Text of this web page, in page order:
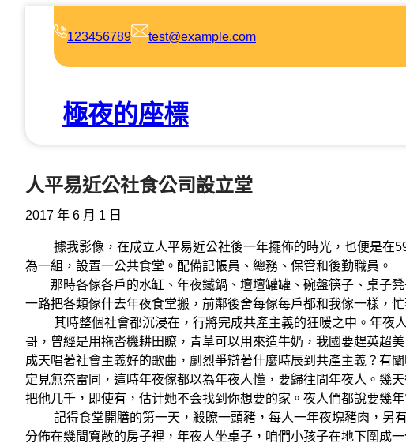
123456789 test@example.com
極夜的座標
人平易近公社食公司設立堂
2017 年 6 月 1 日
據我影像，在成立人平易近公社後一年擺佈的時光，也便是在
為一組，設置一公共食堂。配備記帳員、總務、保管和後勤職員。
那時各傢各戶的水缸、年夜鐵鍋、壇壇罐罐、碗盤筷子、桌子凳
一路把各類傢什去年夜食堂搬，前鄰後舍每傢每戶都和我傢一樣，
其時整個社會都沉浸在，行將完成共產主義的狂暖之中。年夜
哥，曾經是用拖沓機耕田瞭，青草可以用來造牛奶，我國要趕英超
成天唱著社會主義好的歌曲，劇烈爭辯著什麼時辰到共產主義？有
定見無奈雷同，這時年夜傢都以為年夜人懂，要歸往問年夜人。幾
把他几千，即使有，估计她不会找到你想要的家。夜人們都說要幾
記得食堂開膳的第一天，殺瞭一頭豬，每人一年夜塊豬肉，另
分佈在幾間寬敞的房子裡，年夜人坐桌子，咱們小孩子在地下圍成